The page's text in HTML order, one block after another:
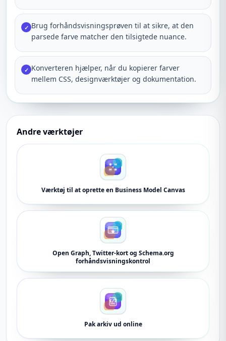
✓ Brug forhåndsvisningsprøven til at sikre, at den
parsede farve matcher den tilsigtede nuance.
✓ Konverteren hjælper, når du kopierer farver
mellem CSS, designværktøjer og dokumentation.
Andre værktøjer
Værktøj til at oprette en Business Model Canvas
Open Graph, Twitter-kort og Schema.org
forhåndsvisningskontrol
Pak arkiv ud online